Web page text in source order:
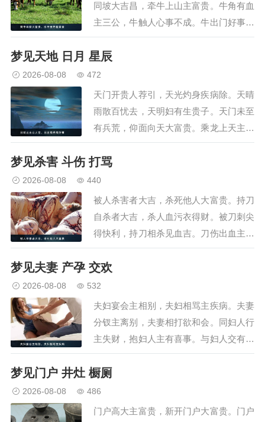
同坡大吉昌，牵牛上山主富贵。牛角有血
主三公，牛触人心事不成。牛出门好事立
至，水牛来家主丧事。牛主犊所求皆得，
骑牛入城有喜临。牵牛羊来家欢乐，马舞
庭前凶事散。马行千里大喜至，乘马快喜
饨主凶。走马来往文书事，…
梦见天地 日月 星辰
2026-08-08 472
天门开贵人荐引，天光灼身疾病除。天晴
雨散百忧去，天明妇有生贵子。天门未至
有兵荒，仰面向天大富贵。乘龙上天主大
贵，上天求妻儿女贵。上天取物位王侯，
飞上天富贵大吉。癸天上屋得高官，天裂
有分主国忧。天皇明主公卿至，天欲晓益
寿命吉。渡天河主有所吉，…
梦见杀害 斗伤 打骂
2026-08-08 440
被人杀害者大吉，杀死他人大富贵。持刀
自杀者大吉，杀人血污衣得财。被刀刺尖
得快利，持刀相杀见血吉。刀伤出血主大
吉，砍刺见血主大吉。灸身见血流大吉，
刀斧自伤主大吉。持刀砍人自失力，人砍
头脑有大名。断头而行主大吉，被人打者
主得力。被人脚踢主得财，…
梦见夫妻 产孕 交欢
2026-08-08 532
夫妇宴会主相别，夫妇相骂主疾病。夫妻
分钗主离别，夫妻相打欲和会。同妇人行
主失财，抱妇人主有喜事。与妇人交有邪
崇，与妇人共坐大吉。交接男子主失财，
妻着锦衣生贵子。妻有争主外私情，见妇
人阴主口舌。…
梦见门户 井灶 橱厕
2026-08-08 486
门户高大主富贵，新开门户大富贵。门户